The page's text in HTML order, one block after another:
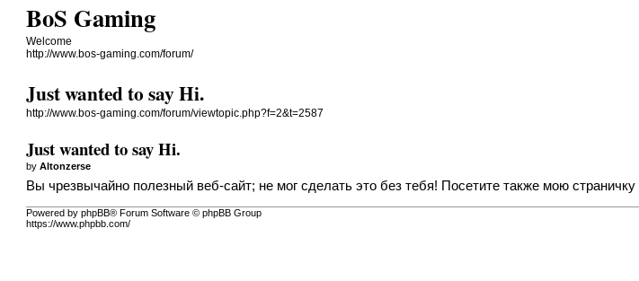
BoS Gaming
Welcome
http://www.bos-gaming.com/forum/
Just wanted to say Hi.
http://www.bos-gaming.com/forum/viewtopic.php?f=2&t=2587
Just wanted to say Hi.
byAltonzerse
Вы чрезвычайно полезный веб-сайт; не мог сделать это без тебя! Посетите также мою страничку
Powered by phpBB® Forum Software © phpBB Group
https://www.phpbb.com/